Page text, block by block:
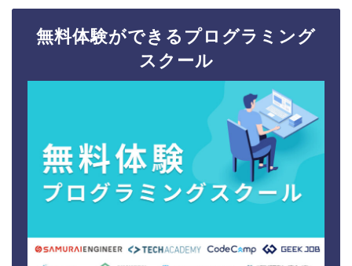
無料体験ができるプログラミング
スクール